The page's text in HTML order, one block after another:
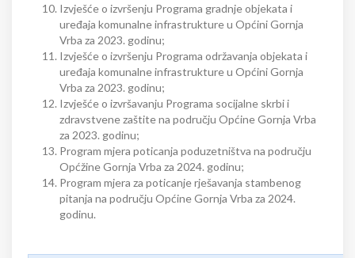
Izvješće o izvršenju Programa gradnje objekata i
uređaja komunalne infrastrukture u Općini Gornja
Vrba za 2023. godinu;
Izvješće o izvršenju Programa održavanja objekata i
uređaja komunalne infrastrukture u Općini Gornja
Vrba za 2023. godinu;
Izvješće o izvršavanju Programa socijalne skrbi i
zdravstvene zaštite na području Općine Gornja Vrba
za 2023. godinu;
Program mjera poticanja poduzetništva na području
Općžine Gornja Vrba za 2024. godinu;
Program mjera za poticanje rješavanja stambenog
pitanja na području Općine Gornja Vrba za 2024.
godinu.